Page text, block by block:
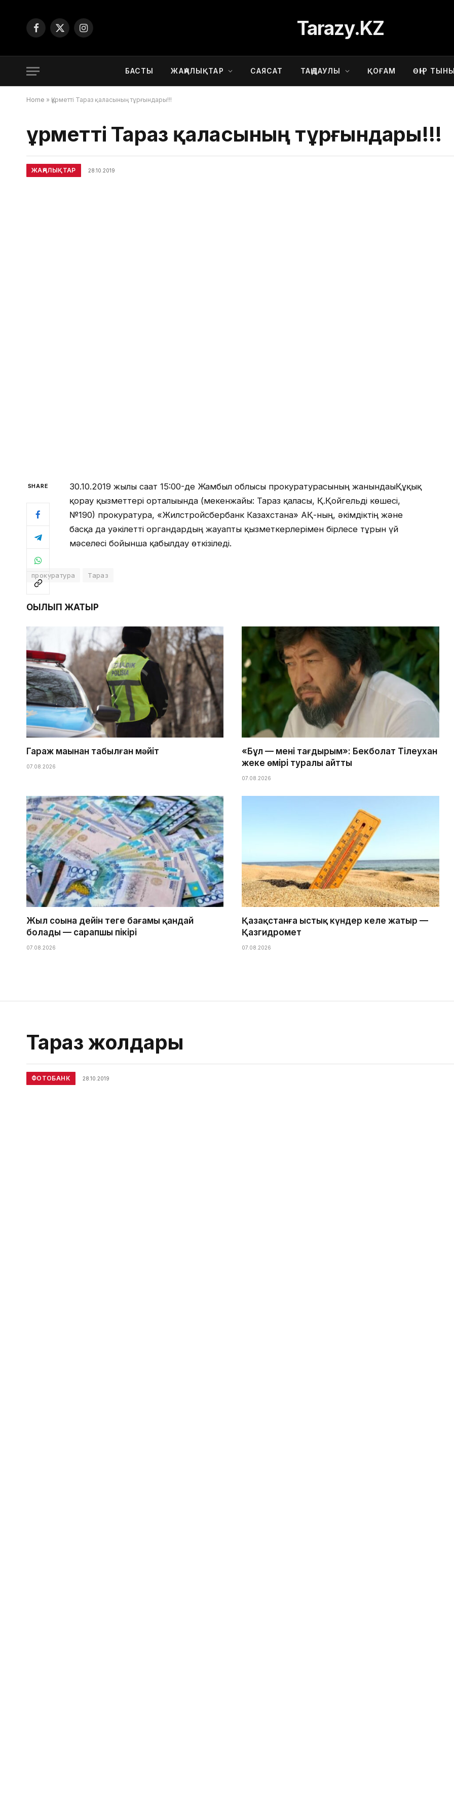
Facebook
X
Instagram Tarazy.KZ
БАСТЫ ЖАҢАЛЫҚТАР САЯСАТ ТАҢДАУЛЫ ҚОҒАМ ӨҢІР
Home » Құрметті Тараз қаласының тұрғындары!!!
Құрметті Тараз қаласының тұрғындары!!!
ЖАҢАЛЫҚТАР 28.10.2019
SHARE
30.10.2019 жылы сағат 15:00-де Жамбыл облысы прокуратурасының жанындағыҚұқық
қорғау қызметтері орталығында (мекенжайы: Тараз қаласы, Қ.Қойгельді көшесі,
№190) прокуратура, «Жилстройсбербанк Казахстана» АҚ-ның, әкімдіктің және
басқа да уәкілетті органдардың жауапты қызметкерлерімен бірлесе тұрғын үй
мәселесі бойынша қабылдау өткізіледі.
прокуратура Тараз
ОҚЫЛЫП ЖАТЫР
Гараж маңынан табылған мәйіт
07.08.2026
«Бұл — менің тағдырым»: Бекболат Тілеухан
жеке өмірі туралы айтты
07.08.2026
Жыл соңына дейін теңге бағамы қандай
болады — сарапшы пікірі
07.08.2026
Қазақстанға ыстық күндер келе жатыр —
Қазгидромет
07.08.2026
Тараз жолдары
ФОТОБАНК 28.10.2019